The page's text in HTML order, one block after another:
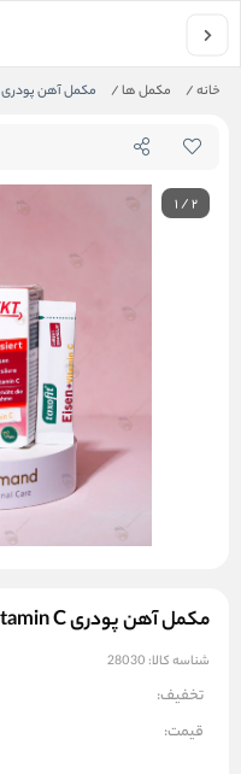
خانه/ مکمل ها/ مکمل آهن پودری Eisen + Vitamin C المانی taxofit
1/2
مکمل آهن پودری Eisen + Vitamin C المانی taxofit
شناسه کالا: 28030
تخفیف:
قیمت: